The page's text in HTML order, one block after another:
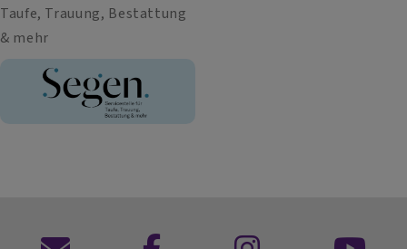
Taufe, Trauung, Bestattung
& mehr